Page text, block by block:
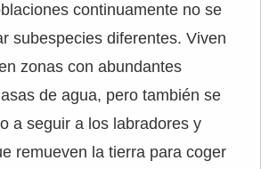
continuamente no se
subespecies diferentes. Viven
zonas con abundantes
de agua, pero también se
a seguir a los labradores y
remueven la tierra para coger